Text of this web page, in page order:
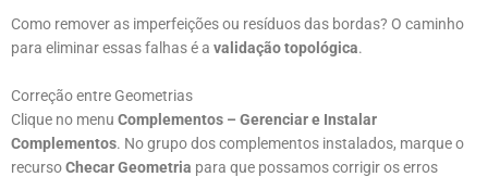
Como remover as imperfeições ou resíduos das bordas? O caminho
para eliminar essas falhas é a validação topológica.
Correção entre Geometrias
Clique no menu Complementos – Gerenciar e Instalar
Complementos. No grupo dos complementos instalados, marque o
recursoChecar Geometria para que possamos corrigir os erros